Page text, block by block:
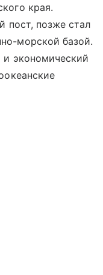
края.
пост, позже стал
морской базой.
и экономический